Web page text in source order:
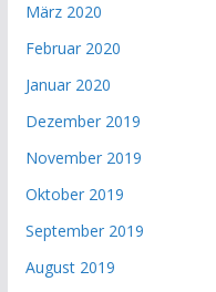
März 2020
Februar 2020
Januar 2020
Dezember 2019
November 2019
Oktober 2019
September 2019
August 2019